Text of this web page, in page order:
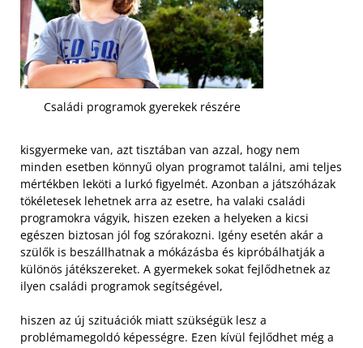
Családi programok gyerekek részére
kisgyermeke van, azt tisztában van azzal, hogy nem
minden esetben könnyű olyan programot találni, ami teljes
mértékben leköti a lurkó figyelmét. Azonban a játszóházak
tökéletesek lehetnek arra az esetre, ha valaki családi
programokra vágyik, hiszen ezeken a helyeken a kicsi
egészen biztosan jól fog szórakozni. Igény esetén akár a
szülők is beszállhatnak a mókázásba és kipróbálhatják a
különös játékszereket. A gyermekek sokat fejlődhetnek az
ilyen családi programok segítségével,
hiszen az új szituációk miatt szükségük lesz a
problémamegoldó képességre. Ezen kívül fejlődhet még a